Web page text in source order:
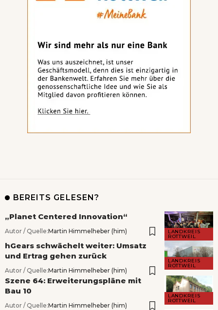
BEREITS GELESEN?
LANDKREIS
ROTTWEIL
„Planet Centered Innovation“
Autor / Quelle:Martin Himmelheber (him)
LANDKREIS
ROTTWEIL
hGears schwächelt weiter: Umsatz
und Ertrag gehen zurück
Autor / Quelle:Martin Himmelheber (him)
LANDKREIS
ROTTWEIL
Szene 64: Erweiterungspläne mit
Bau 10
Autor / Quelle:Martin Himmelheber (him)